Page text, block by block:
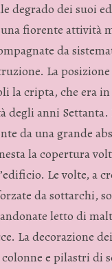
degrado dei suoi
fiorente attività
da
La
la cripta, che era
degli anni
da una grande
la copertura
Le volte, a
da sottarchi,
letto di
La decorazione
e pilastri di